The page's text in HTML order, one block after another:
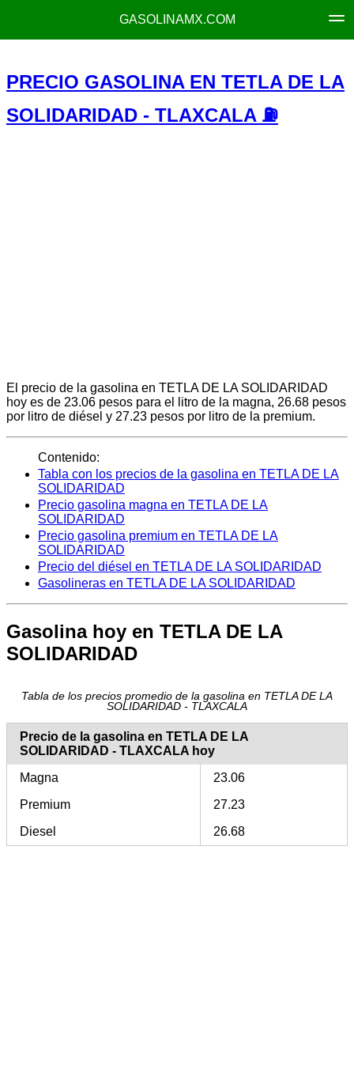
GASOLINAMX.COM
PRECIO GASOLINA EN TETLA DE LA
SOLIDARIDAD - TLAXCALA ⛽
El precio de la gasolina en TETLA DE LA SOLIDARIDAD
hoy es de 23.06 pesos para el litro de la magna, 26.68 pesos
por litro de diésel y 27.23 pesos por litro de la premium.
Contenido:
Tabla con los precios de la gasolina en TETLA DE LA
SOLIDARIDAD
Precio gasolina magna en TETLA DE LA
SOLIDARIDAD
Precio gasolina premium en TETLA DE LA
SOLIDARIDAD
Precio del diésel en TETLA DE LA SOLIDARIDAD
Gasolineras en TETLA DE LA SOLIDARIDAD
Gasolina hoy en TETLA DE LA
SOLIDARIDAD
Tabla de los precios promedio de la gasolina en TETLA DE LA
SOLIDARIDAD - TLAXCALA
Precio de la gasolina en TETLA DE LA
SOLIDARIDAD - TLAXCALA hoy
Magna
23.06
Premium
27.23
Diesel
26.68